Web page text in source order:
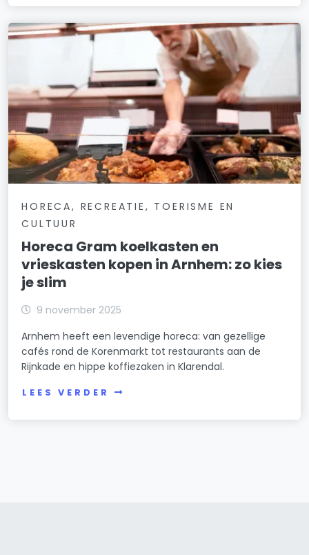
HORECA, RECREATIE, TOERISME EN
CULTUUR
Horeca Gram koelkasten en
vrieskasten kopen in Arnhem: zo kies
je slim
9 november 2025
Arnhem heeft een levendige horeca: van gezellige
cafés rond de Korenmarkt tot restaurants aan de
Rijnkade en hippe koffiezaken in Klarendal.
LEES VERDER